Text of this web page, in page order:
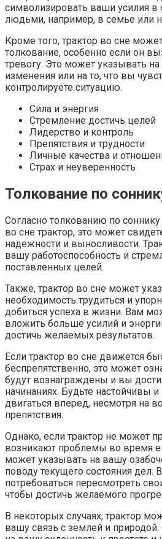
символизировать ваши усилия в
людьми, например, в семье или
Кроме того, трактор во сне
толкование, особенно если он
тревогу. Это может указывать
изменения или на то, что вы
контролируете ситуацию.
Сила и энергия
Стремление достичь целей
Лидерство и контроль
Препятствия и трудности
Личные качества и
Страх и неуверенность
Толкование по
Согласно толкованию по
во сне трактор, это может
надежности и выносливости.
вашу работоспособность и
поставленных целей.
Также, трактор во сне может
необходимость трудиться и
добиться успеха в жизни. Вам
вложить больше усилий и
достичь желаемых результатов.
Если трактор во сне движется
беспрепятственно, это может
будут вознаграждены и вы
начинаниях. Будьте настойчивы
двигаться вперед, несмотря на
препятствия.
Однако, если трактор не может
возникают проблемы во время
может указывать на вашу
поводу текущего состояния дел.
потребоваться пересмотреть
чтобы достичь желаемого
В некоторых случаях, трактор
вашу связь с землей и